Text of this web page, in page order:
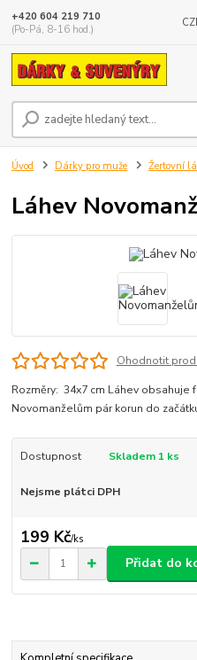
+420 604 219 710
(Po-Pá, 8-16 hod.)
Úvod Dárky pro muže Žertovní
Láhev
Ohodnotit
Rozměry: 34x7 cm Láhev
Novomanželům pár korun do
Dostupnost Skladem 1 ks
Nejsme plátci DPH
199 Kč/ks
Přidat do